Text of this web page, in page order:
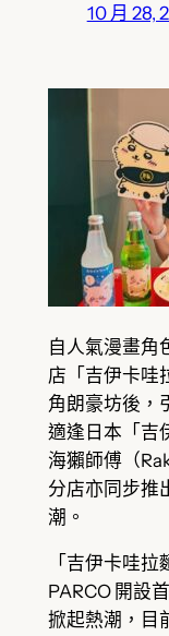
10 月 28,
自人氣漫畫角
店「吉伊卡哇
角朗豪坊後，
適逢日本「吉
海獺師傅（
分店亦同步推
潮。
「吉伊卡哇
PARCO 開設
掀起熱潮，目